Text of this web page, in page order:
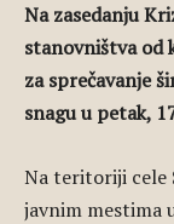
Na zasedanju
stanovništva od
za sprečavanje
snagu u petak,
Na teritoriji cele
javnim mestima